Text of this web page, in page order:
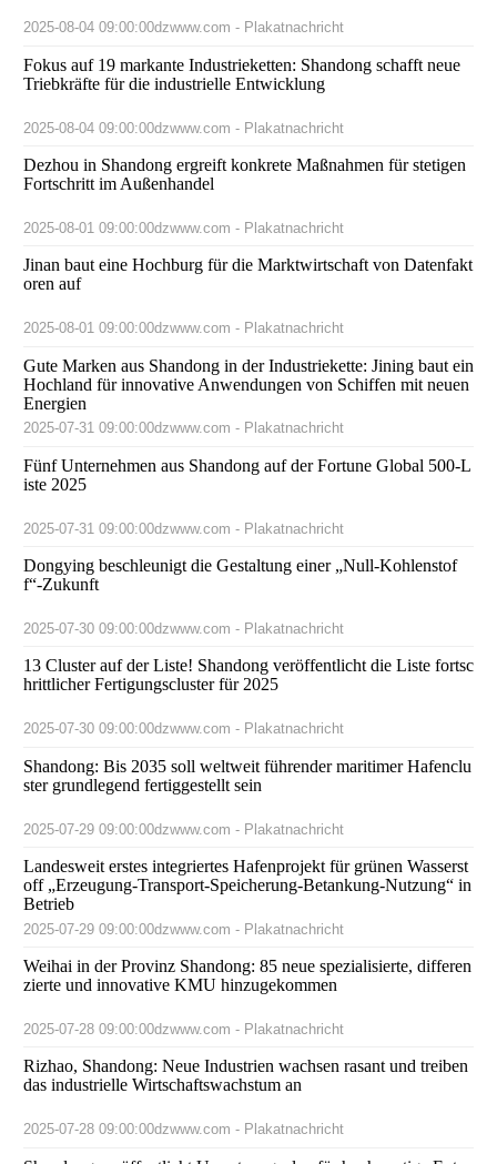
2025-08-04 09:00:00dzwww.com - Plakatnachricht
Fokus auf 19 markante Industrieketten: Shandong schafft neue
Triebkräfte für die industrielle Entwicklung
2025-08-04 09:00:00dzwww.com - Plakatnachricht
Dezhou in Shandong ergreift konkrete Maßnahmen für stetigen
Fortschritt im Außenhandel
2025-08-01 09:00:00dzwww.com - Plakatnachricht
Jinan baut eine Hochburg für die Marktwirtschaft von Datenfakt
oren auf
2025-08-01 09:00:00dzwww.com - Plakatnachricht
Gute Marken aus Shandong in der Industriekette: Jining baut ein
Hochland für innovative Anwendungen von Schiffen mit neuen
Energien
2025-07-31 09:00:00dzwww.com - Plakatnachricht
Fünf Unternehmen aus Shandong auf der Fortune Global 500-L
iste 2025
2025-07-31 09:00:00dzwww.com - Plakatnachricht
Dongying beschleunigt die Gestaltung einer „Null-Kohlenstof
f“-Zukunft
2025-07-30 09:00:00dzwww.com - Plakatnachricht
13 Cluster auf der Liste! Shandong veröffentlicht die Liste fortsc
hrittlicher Fertigungscluster für 2025
2025-07-30 09:00:00dzwww.com - Plakatnachricht
Shandong: Bis 2035 soll weltweit führender maritimer Hafenclu
ster grundlegend fertiggestellt sein
2025-07-29 09:00:00dzwww.com - Plakatnachricht
Landesweit erstes integriertes Hafenprojekt für grünen Wasserst
off „Erzeugung-Transport-Speicherung-Betankung-Nutzung“ in
Betrieb
2025-07-29 09:00:00dzwww.com - Plakatnachricht
Weihai in der Provinz Shandong: 85 neue spezialisierte, differen
zierte und innovative KMU hinzugekommen
2025-07-28 09:00:00dzwww.com - Plakatnachricht
Rizhao, Shandong: Neue Industrien wachsen rasant und treiben
das industrielle Wirtschaftswachstum an
2025-07-28 09:00:00dzwww.com - Plakatnachricht